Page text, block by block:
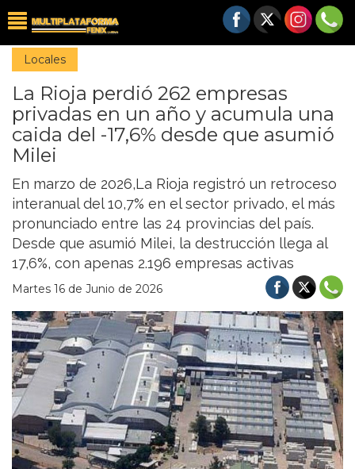
Locales
La Rioja perdió 262 empresas
privadas en un año y acumula una
caida del -17,6% desde que asumió
Milei
En marzo de 2026,La Rioja registró un retroceso
interanual del 10,7% en el sector privado, el más
pronunciado entre las 24 provincias del país.
Desde que asumió Milei, la destrucción llega al
17,6%, con apenas 2.196 empresas activas
Martes 16 de Junio de 2026